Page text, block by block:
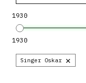
1930
1930
Singer Oskar ×